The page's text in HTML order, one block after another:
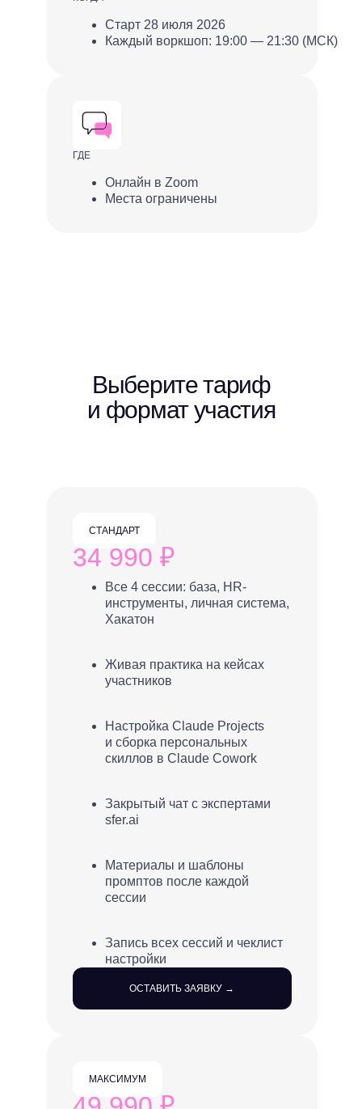
Старт 28 июля 2026
Каждый воркшоп: 19:00 — 21:30 (МСК)
ГДЕ
Онлайн в Zoom
Места ограничены
Выберите тариф
и формат участия
СТАНДАРТ
34 990 ₽
Все 4 сессии: база, HR-
инструменты, личная система,
Хакатон
Живая практика на кейсах
участников
Настройка Claude Projects
и сборка персональных
скиллов в Claude Cowork
Закрытый чат с экспертами
sfer.ai
Материалы и шаблоны
промптов после каждой
сессии
Запись всех сессий и чеклист
настройки
ОСТАВИТЬ ЗАЯВКУ →
МАКСИМУМ